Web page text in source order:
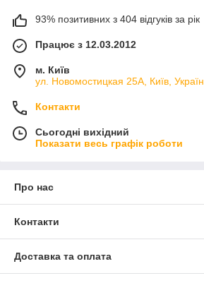
93% позитивних з 404 відгуків за рік
Працює з 12.03.2012
м. Київ
ул. Новомостицкая 25А, Київ,
Контакти
Сьогодні вихідний
Показати весь графік роботи
Про нас
Контакти
Доставка та оплата